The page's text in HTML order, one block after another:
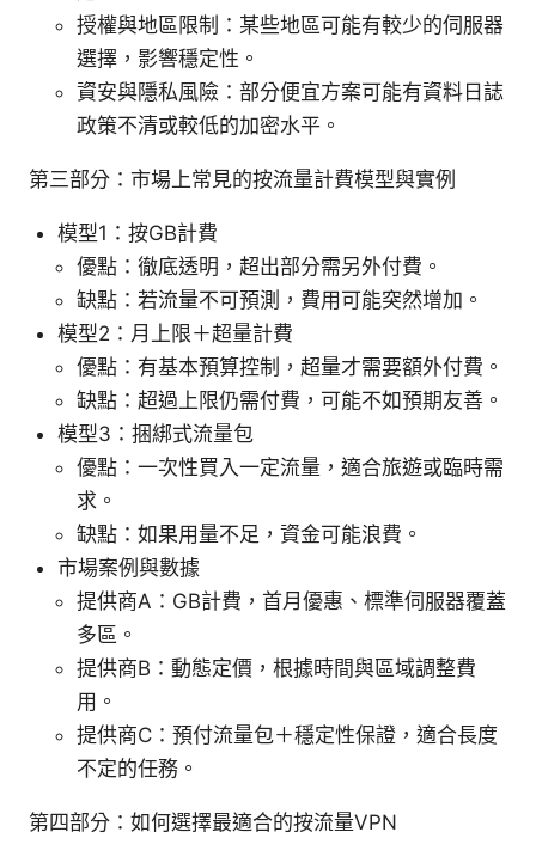
授權與地區限制：某些地區可能有較少的伺服器
選擇，影響穩定性。
資安與隱私風險：部分便宜方案可能有資料日誌
政策不清或較低的加密水平。
第三部分：市場上常見的按流量計費模型與實例
模型1：按GB計費
優點：徹底透明，超出部分需另外付費。
缺點：若流量不可預測，費用可能突然增加。
模型2：月上限＋超量計費
優點：有基本預算控制，超量才需要額外付費。
缺點：超過上限仍需付費，可能不如預期友善。
模型3：捆綁式流量包
優點：一次性買入一定流量，適合旅遊或臨時需
求。
缺點：如果用量不足，資金可能浪費。
市場案例與數據
提供商A：GB計費，首月優惠、標準伺服器覆蓋
多區。
提供商B：動態定價，根據時間與區域調整費
用。
提供商C：預付流量包＋穩定性保證，適合長度
不定的任務。
第四部分：如何選擇最適合的按流量VPN